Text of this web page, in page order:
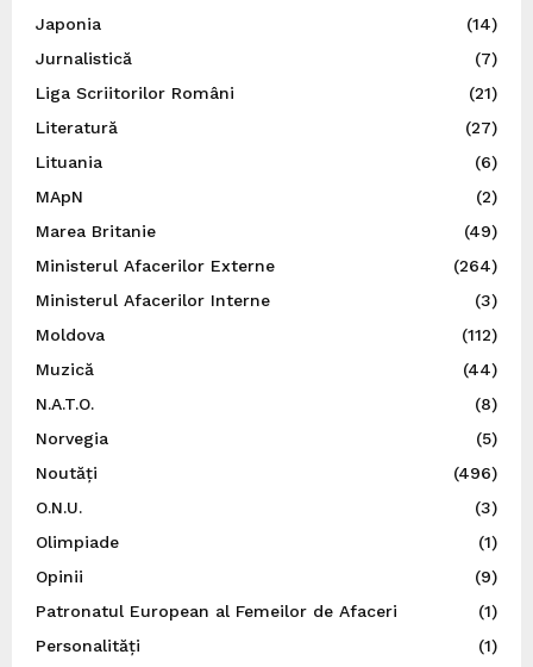
Japonia
(14)
Jurnalistică
(7)
Liga Scriitorilor Români
(21)
Literatură
(27)
Lituania
(6)
MApN
(2)
Marea Britanie
(49)
Ministerul Afacerilor Externe
(264)
Ministerul Afacerilor Interne
(3)
Moldova
(112)
Muzică
(44)
N.A.T.O.
(8)
Norvegia
(5)
Noutăți
(496)
O.N.U.
(3)
Olimpiade
(1)
Opinii
(9)
Patronatul European al Femeilor de Afaceri
(1)
Personalități
(1)